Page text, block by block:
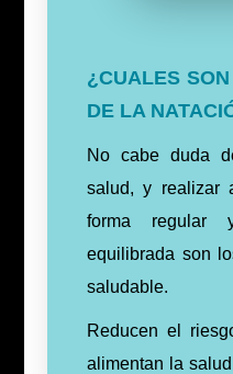
¿CUALES
DE LA
No cabe duda
salud, y realizar
forma regular
equilibrada son
saludable.
Reducen el
alimentan la